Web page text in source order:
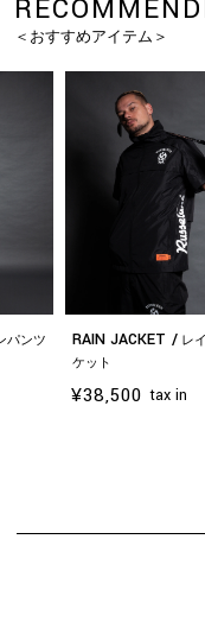
＜おすすめアイテム＞
パンツ RAIN JACKET
レ
ケット
¥38,500 tax in